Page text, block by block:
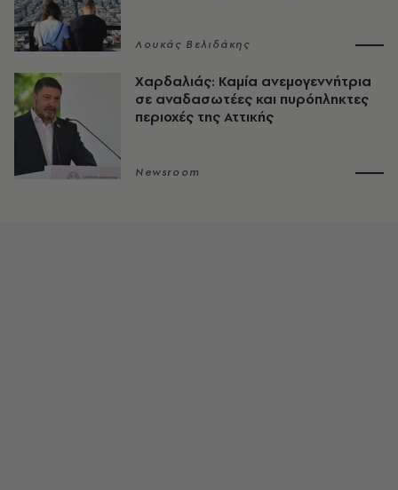
Λουκάς Βελιδάκης
Χαρδαλιάς: Καμία ανεμογεννήτρια
σε αναδασωτέες και πυρόπληκτες
περιοχές της Αττικής
Newsroom